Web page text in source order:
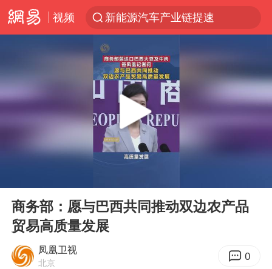
视频
新能源汽车产业链提速
众星发文悼念秦焰
SK海力士回应“或出售重庆工厂”传闻
白海豚突然大拐弯 走出罕见路线
今日103只涨停股5只跌停股
血指纹匹配成功，20年悬案告破！凶手被执行死刑
中央气象台继续发布暴雨橙警
Play
商务部：愿与巴西共同推动双边农产品
贸易高质量发展
凤凰卫视
北京 0